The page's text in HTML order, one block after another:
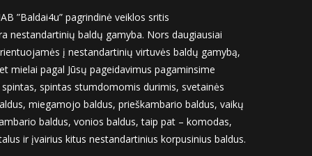
”Baldai4u” pagrindinė veiklos sritis
nestandartinių baldų gamyba. Nors daugiausiai
į nestandartinių virtuvės baldų gamybą,
mielai pagal Jūsų pageidavimus pagaminsime
spintas, spintas stumdomomis durimis, svetainės
miegamojo baldus, prieškambario baldus, vaikų
baldus, vonios baldus, taip pat – komodas,
ir įvairius kitus nestandartinius korpusinius baldus.